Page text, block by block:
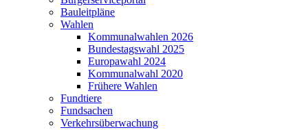
Bauleitpläne
Wahlen
Kommunalwahlen 2026
Bundestagswahl 2025
Europawahl 2024
Kommunalwahl 2020
Frühere Wahlen
Fundtiere
Fundsachen
Verkehrsüberwachung